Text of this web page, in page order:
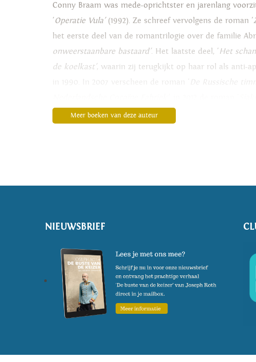
1876
vlucht
Conny Braam was mede-oprichtster en jarenlang
'Operatie Vula'(1992). Ze schreef vervolgens de roman '
het eerste deel van de romantrilogie over de familie
onweerstaanbare bastaard'. Het laatste deel, 'Het
de koelkast', waarin zij terugkijkt op haar rol als anti-
Hendrik Witbooi', over de Afrikaanse ervaring met
Meer boeken van deze auteur
NIEUWSBRIEF